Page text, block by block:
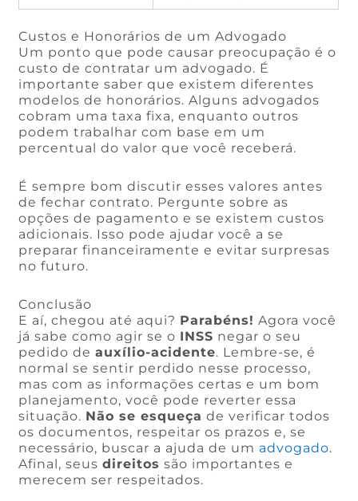
Custos e Honorários de um Advogado
Um ponto que pode causar preocupação é o
custo de contratar um advogado. É
importante saber que existem diferentes
modelos de honorários. Alguns advogados
cobram uma taxa fixa, enquanto outros
podem trabalhar com base em um
percentual do valor que você receberá.
É sempre bom discutir esses valores antes
de fechar contrato. Pergunte sobre as
opções de pagamento e se existem custos
adicionais. Isso pode ajudar você a se
preparar financeiramente e evitar surpresas
no futuro.
Conclusão
E aí, chegou até aqui? Parabéns! Agora você
já sabe como agir se o INSS negar o seu
pedido deauxílio-acidente. Lembre-se, é
normal se sentir perdido nesse processo,
mas com as informações certas e um bom
planejamento, você pode reverter essa
situação. Não se esqueça de verificar todos
os documentos, respeitar os prazos e, se
necessário, buscar a ajuda de um advogado.
Afinal, seusdireitos são importantes e
merecem ser respeitados.